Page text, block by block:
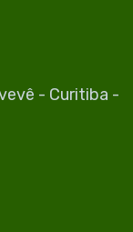
- Curitiba -